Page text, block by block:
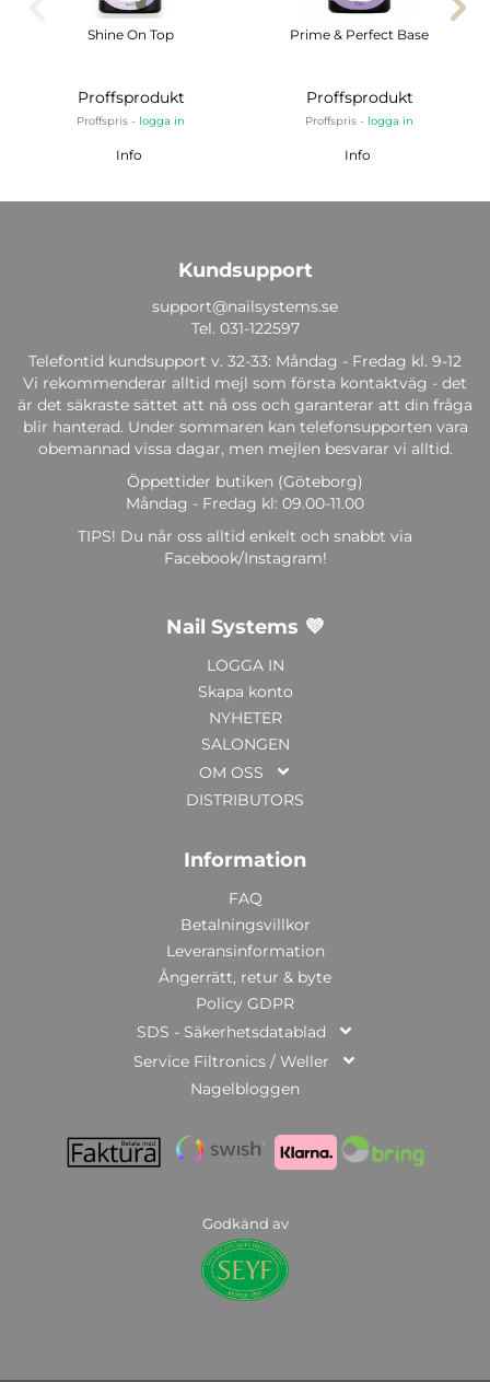
Shine On Top
Proffsprodukt
Proffspris - logga in
Info
Prime & Perfect Base
Proffsprodukt
Proffspris - logga in
Info
Kundsupport
support@nailsystems.se
Tel. 031-122597
Telefontid kundsupport v. 32-33: Måndag - Fredag kl. 9-12
Vi rekommenderar alltid mejl som första kontaktväg - det
är det säkraste sättet att nå oss och garanterar att din fråga
blir hanterad. Under sommaren kan telefonsupporten vara
obemannad vissa dagar, men mejlen besvarar vi alltid.
Öppettider butiken (Göteborg)
Måndag - Fredag kl: 09.00-11.00
TIPS! Du når oss alltid enkelt och snabbt via
Facebook/Instagram!
Nail Systems 💜
LOGGA IN
Skapa konto
NYHETER
SALONGEN
OM OSS
DISTRIBUTORS
Information
FAQ
Betalningsvillkor
Leveransinformation
Ångerrätt, retur & byte
Policy GDPR
SDS - Säkerhetsdatablad
Service Filtronics / Weller
Nagelbloggen
Godkänd av